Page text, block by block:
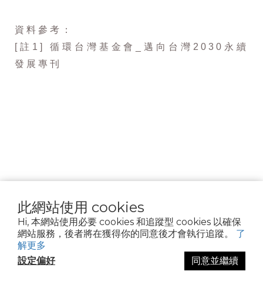
此網站使用 cookies
Hi, 本網站使用必要 cookies 和追蹤型 cookies 以確保
網站服務，後者將在獲得你的同意後才會執行追蹤。 了
解更多
設定偏好
同意並繼續
資料參考：
[註1] 循環台灣基金會_邁向台灣2030永續
發展專刊
關於我們